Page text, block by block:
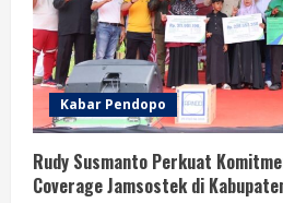
Kabar Pendopo
Rudy Susmanto Perkuat
Coverage Jamsostek di